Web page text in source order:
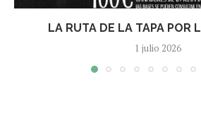
LA RUTA DE LA TAPA POR
1 julio 2026